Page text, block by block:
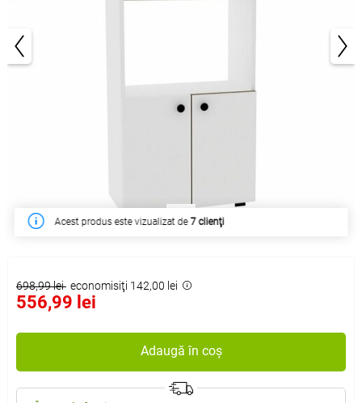
Acest produs este vizualizat de7 clienţi
698,99 lei economisiţi 142,00 lei
556,99 lei
Adaugă în coș